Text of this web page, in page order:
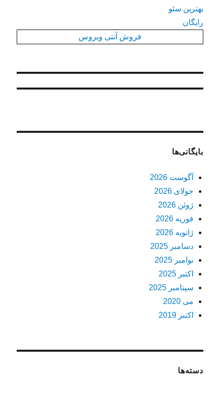
بهترین سئو
رایگان
فروش آنتی ویروس
بایگانی‌ها
آگوست 2026
جولای 2026
ژوئن 2026
فوریه 2026
ژانویه 2026
دسامبر 2025
نوامبر 2025
اکتبر 2025
سپتامبر 2025
می 2020
اکتبر 2019
دسته‌ها